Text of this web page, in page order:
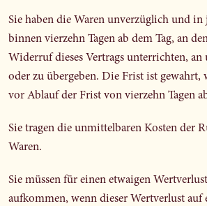
Sie haben die Waren unverzüglich und in
binnen vierzehn Tagen ab dem Tag, an
Widerruf dieses Vertrags unterrichten, an
oder zu übergeben. Die Frist ist gewahrt,
vor Ablauf der Frist von vierzehn Tagen
Sie tragen die unmittelbaren Kosten der
Waren.
Sie müssen für einen etwaigen
aufkommen, wenn dieser Wertverlust auf